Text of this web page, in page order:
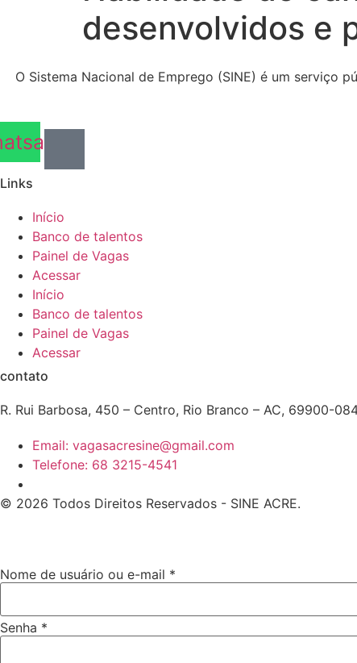
desenvolvidos e
O Sistema Nacional de Emprego (SINE) é um serviço
Links
Início
Banco de talentos
Painel de Vagas
Acessar
Início
Banco de talentos
Painel de Vagas
Acessar
contato
R. Rui Barbosa, 450 – Centro, Rio Branco – AC, 69900-
Email: vagasacresine@gmail.com
Telefone: 68 3215-4541
© 2026 Todos Direitos Reservados - SINE ACRE.
Nome de usuário ou e-mail *
Senha *